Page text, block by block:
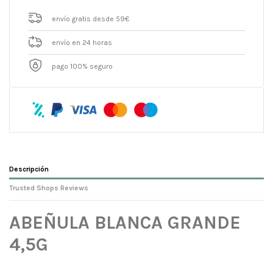
envío gratis desde 59€
envío en 24 horas
pago 100% seguro
Descripción
Trusted Shops Reviews
ABEÑULA BLANCA GRANDE
4,5G